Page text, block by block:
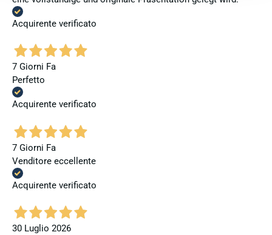
Acquirente verificato
7 Giorni Fa
Perfetto
Acquirente verificato
7 Giorni Fa
Venditore eccellente
Acquirente verificato
30 Luglio 2026